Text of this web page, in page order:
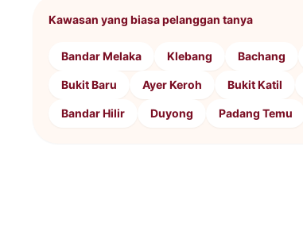
Kawasan yang biasa pelanggan tanya
Bandar Melaka Klebang Bachang
Bukit Baru Ayer Keroh Bukit Katil
Bandar Hilir Duyong Padang Temu